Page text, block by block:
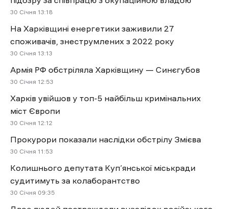
30 Січня 13:18
На Харківщині енергетики заживили 27
споживачів, знеструмлених з 2022 року
30 Січня 13:13
Армія РФ обстріляла Харківщину — Синєгубов
30 Січня 12:53
Харків увійшов у топ-5 найбільш кримінальних
міст Європи
30 Січня 12:12
Прокурори показали наслідки обстрілу Змієва
30 Січня 11:53
Колишнього депутата Куп’янської міськради
судитимуть за колаборантство
30 Січня 09:35